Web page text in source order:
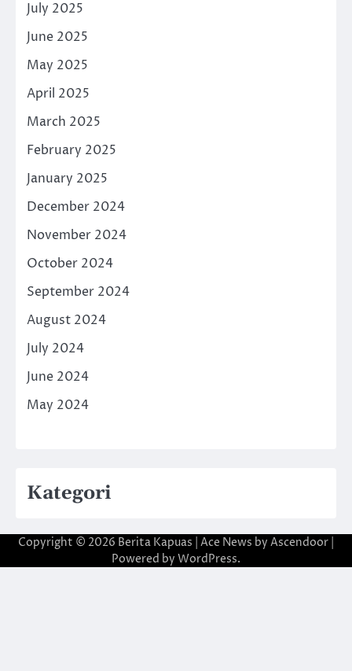
July 2025
June 2025
May 2025
April 2025
March 2025
February 2025
January 2025
December 2024
November 2024
October 2024
September 2024
August 2024
July 2024
June 2024
May 2024
Kategori
Copyright © 2026 Berita Kapuas | Ace News by Ascendoor
Powered by WordPress.